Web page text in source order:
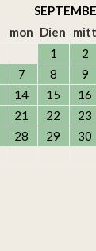
mon Dien mitt
1
2
7 8 9
14 15 16
21 22 23
28 29 30